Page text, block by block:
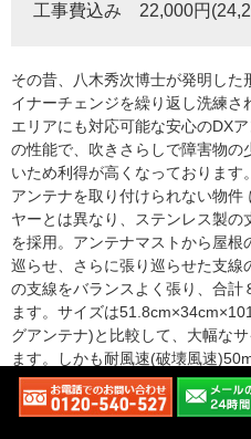
工事費込み 22,000円
その昔、八木秀次博士が発明し
イナーチェンジを繰り返し洗練
エリアにも対応可能な安心のDX
の性能で、吹きさらしで障害物の
いため利得が高くなっておりま
アンテナを取り付けられない物件
ヤーとは異なり、ステンレス製
を採用。アンテナマストから屋根
巡らせ、さらに張り巡らせた支線
の支線をバランスよく張り、合計
ます。サイズは
グアンテナ)と比較して、大幅な
ます。しかも耐風速(破壊風速
より、屋根上に設置するアンテ
でしょう。当店で人気ナンバー